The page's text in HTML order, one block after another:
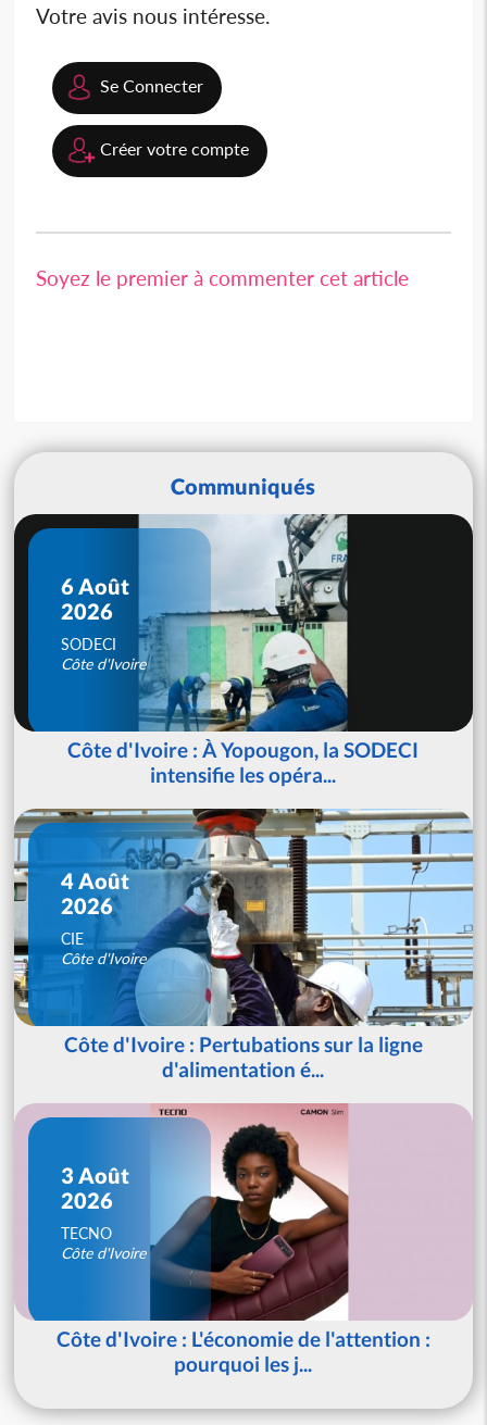
Votre avis nous intéresse.
Se Connecter
Créer votre compte
Soyez le premier à commenter cet article
Communiqués
6 Août
2026
SODECI
Côte d'Ivoire
Côte d'Ivoire : À Yopougon, la SODECI
intensifie les opéra...
4 Août
2026
CIE
Côte d'Ivoire
Côte d'Ivoire : Pertubations sur la ligne
d'alimentation é...
3 Août
2026
TECNO
Côte d'Ivoire
Côte d'Ivoire : L'économie de l'attention :
pourquoi les j...